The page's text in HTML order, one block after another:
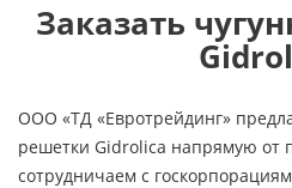
Заказать
ООО «ТД «Евротрейдинг»
решетки Gidrolica напрямую от
сотрудничаем с